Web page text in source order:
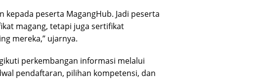
kepada peserta MagangHub. Jadi peserta
magang, tetapi juga sertifikat
mereka,” ujarnya.
perkembangan informasi melalui
pendaftaran, pilihan kompetensi, dan